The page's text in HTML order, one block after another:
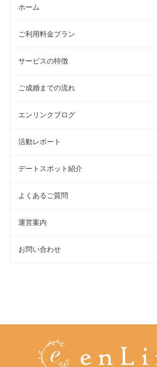
ホーム
ご利用料金プラン
サービスの特徴
ご成婚までの流れ
エンリンクブログ
活動レポート
デートスポット紹介
よくあるご質問
運営案内
お問い合わせ